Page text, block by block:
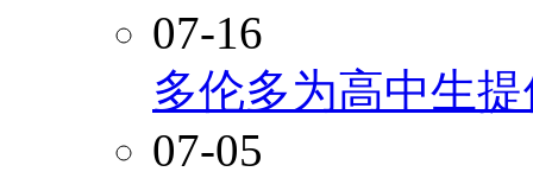
07-16
多伦多为高中生
07-05